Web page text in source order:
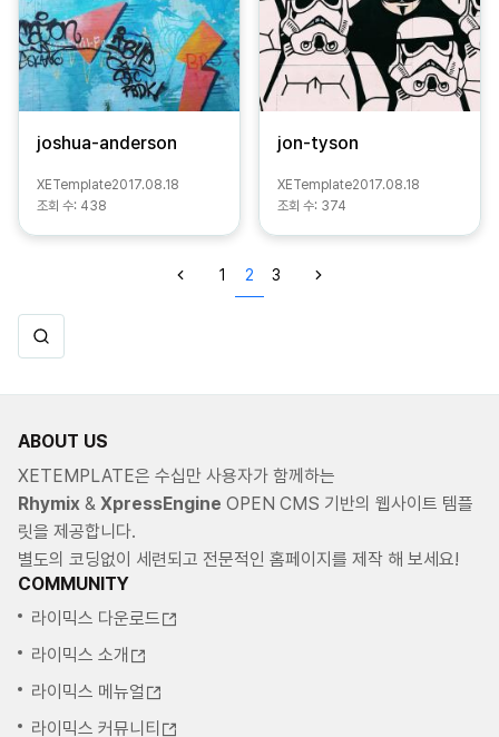
joshua-anderson
XETemplate2017.08.18
조회 수: 438
jon-tyson
XETemplate2017.08.18
조회 수: 374
1 2 3
ABOUT US
XETEMPLATE은 수십만 사용자가 함께하는
Rhymix & XpressEngine OPEN CMS 기반의 웹사이트 템플
릿을 제공합니다.
별도의 코딩없이 세련되고 전문적인 홈페이지를 제작 해 보세요!
COMMUNITY
라이믹스 다운로드
라이믹스 소개
라이믹스 메뉴얼
라이믹스 커뮤니티